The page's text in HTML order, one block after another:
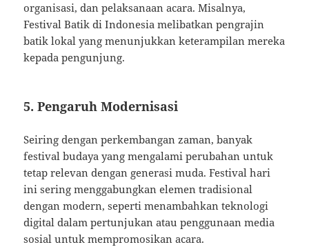
organisasi, dan pelaksanaan acara. Misalnya,
Festival Batik di Indonesia melibatkan pengrajin
batik lokal yang menunjukkan keterampilan mereka
kepada pengunjung.
5. Pengaruh Modernisasi
Seiring dengan perkembangan zaman, banyak
festival budaya yang mengalami perubahan untuk
tetap relevan dengan generasi muda. Festival hari
ini sering menggabungkan elemen tradisional
dengan modern, seperti menambahkan teknologi
digital dalam pertunjukan atau penggunaan media
sosial untuk mempromosikan acara.